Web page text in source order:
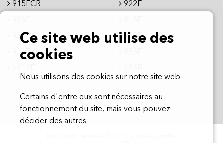
915FCR
922F
936E
950E
936F
Ce site web utilise des
cookies
Nous utilisons des cookies sur notre site web.
Certains d'entre eux sont nécessaires au
fonctionnement du site, mais vous pouvez
décider des autres.